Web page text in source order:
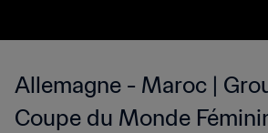
Allemagne - Maroc |
Coupe du Monde